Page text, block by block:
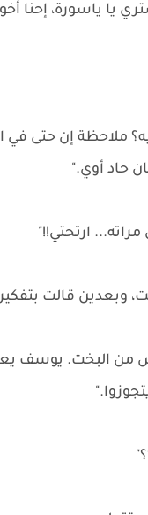
يا ياسورة، إحنا
ملاحظة إن حتى في
حاد أوي."
ارتحتي!!"
وبعدين قالت
من البخت. يوسف